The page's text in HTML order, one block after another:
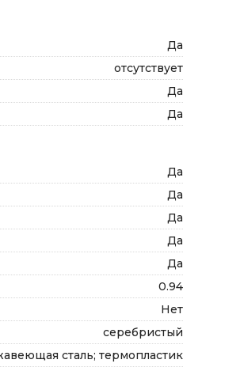
Да
отсутствует
Да
Да
Да
Да
Да
Да
Да
0.94
Нет
серебристый
сталь; термопластик